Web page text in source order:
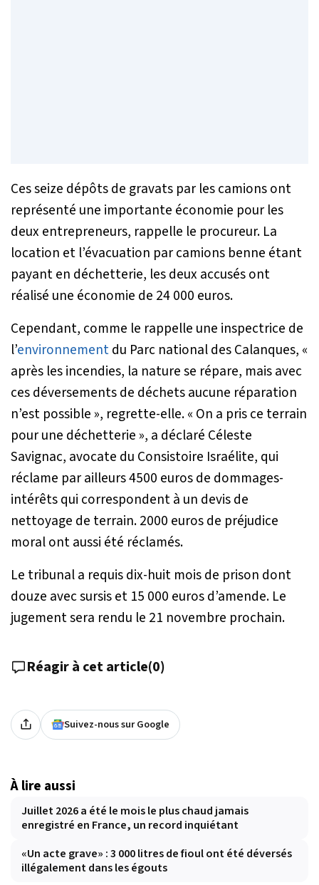
Ces seize dépôts de gravats par les camions ont
représenté une importante économie pour les
deux entrepreneurs, rappelle le procureur. La
location et l’évacuation par camions benne étant
payant en déchetterie, les deux accusés ont
réalisé une économie de 24 000 euros.
Cependant, comme le rappelle une inspectrice de
l’environnementdu Parc national des Calanques, «
après les incendies, la nature se répare, mais avec
ces déversements de déchets aucune réparation
n’est possible », regrette-elle. « On a pris ce terrain
pour une déchetterie », a déclaré Céleste
Savignac, avocate du Consistoire Israélite, qui
réclame par ailleurs 4500 euros de dommages-
intérêts qui correspondent à un devis de
nettoyage de terrain. 2000 euros de préjudice
moral ont aussi été réclamés.
Le tribunal a requis dix-huit mois de prison dont
douze avec sursis et 15 000 euros d’amende. Le
jugement sera rendu le 21 novembre prochain.
Réagir à cet article(0)
Suivez-nous sur Google
À lire aussi
Juillet 2026 a été le mois le plus chaud jamais
enregistré en France, un record inquiétant
«Un acte grave» : 3 000 litres de fioul ont été déversés
illégalement dans les égouts